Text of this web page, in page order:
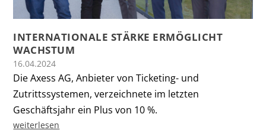
INTERNATIONALE STÄRKE ERMÖGLICHT
WACHSTUM
16.04.2024
Die Axess AG, Anbieter von Ticketing- und
Zutrittssystemen, verzeichnete im letzten
Geschäftsjahr ein Plus von 10 %.
weiterlesen